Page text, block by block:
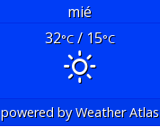
mié
32°C/ 15°C
powered byWeather Atlas